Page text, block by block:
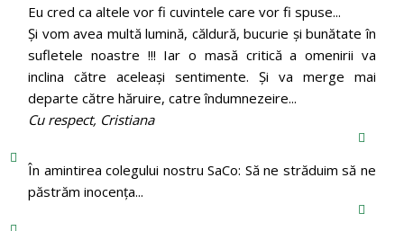
Eu cred ca altele vor fi cuvintele care vor fi spuse...
Și vom avea multă lumină, căldură, bucurie și bunătate în
sufletele noastre !!! Iar o masă critică a omenirii va
inclina către aceleași sentimente. Și va merge mai
departe către hăruire, catre îndumnezeire...
Cu respect, Cristiana
În amintirea colegului nostru SaCo: Să ne străduim să ne
păstrăm inocenţa...